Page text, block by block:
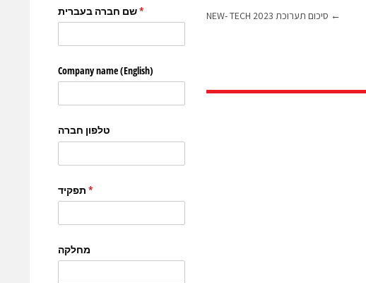
← סיכום תערוכת NEW- TECH 2023